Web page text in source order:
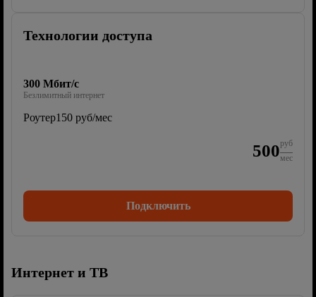
Технологии доступа
300 Мбит/с
Безлимитный интернет
Роутер150 руб/мес
500руб
мес
Подключить
Интернет и ТВ